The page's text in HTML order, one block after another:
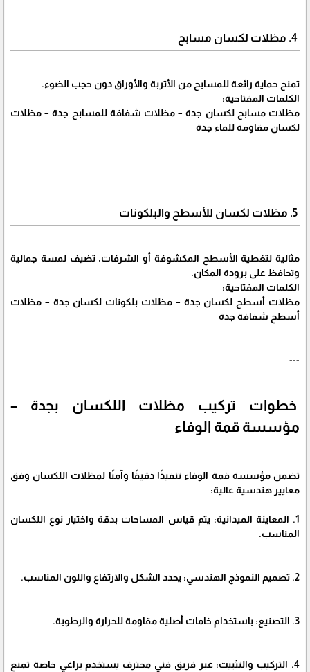
تمنح حماية رائعة للمسابح من الأتربة والأوراق دون حجب الضوء.
الكلمات المفتاحية:
مظلات مسابح لكسان جدة – مظلات شفافة للمسابح جدة – مظلات
لكسان مقاومة للماء جدة
مثالية لتغطية الأسطح المكشوفة أو الشرفات، تضيف لمسة جمالية
وتحافظ على برودة المكان.
الكلمات المفتاحية:
مظلات أسطح لكسان جدة – مظلات بلكونات لكسان جدة – مظلات
أسطح شفافة جدة
---
خطوات تركيب مظلات اللكسان بجدة –
مؤسسة قمة الوفاء
تضمن مؤسسة قمة الوفاء تنفيذًا دقيقًا وآمنًا لمظلات اللكسان وفق
معايير هندسية عالية:
1. المعاينة الميدانية: يتم قياس المساحات بدقة واختيار نوع اللكسان
المناسب.
2. تصميم النموذج الهندسي: يحدد الشكل والارتفاع واللون المناسب.
3. التصنيع: باستخدام خامات أصلية مقاومة للحرارة والرطوبة.
4. التركيب والتثبيت: عبر فريق فني محترف يستخدم براغي خاصة تمنع